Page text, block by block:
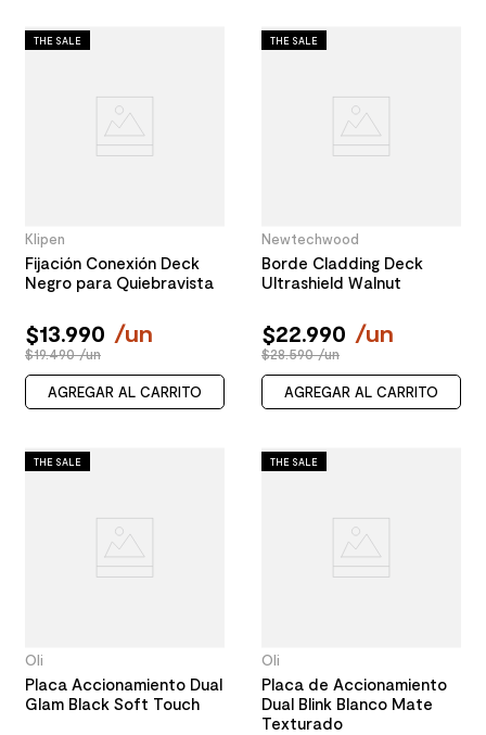
THE SALE
Klipen
Fijación Conexión Deck
Negro para Quiebravista
$13.990 /un
$19.490 /un
AGREGAR AL CARRITO
THE SALE
Newtechwood
Borde Cladding Deck
Ultrashield Walnut
$22.990 /un
$28.590 /un
AGREGAR AL CARRITO
THE SALE
Oli
Placa Accionamiento Dual
Glam Black Soft Touch
THE SALE
Oli
Placa de Accionamiento
Dual Blink Blanco Mate
Texturado